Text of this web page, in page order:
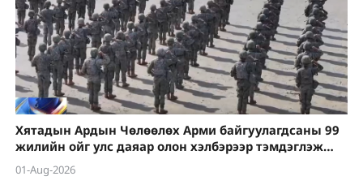
Хятадын Ардын Чөлөөлөх Арми байгуулагдсаны 99
жилийн ойг улс даяар олон хэлбэрээр тэмдэглэж
байна
01-Aug-2026